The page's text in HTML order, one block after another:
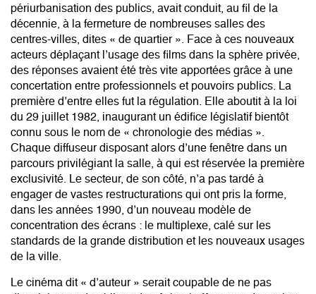
périurbanisation des publics, avait conduit, au fil de la
décennie, à la fermeture de nombreuses salles des
centres-villes, dites « de quartier ». Face à ces nouveaux
acteurs déplaçant l’usage des films dans la sphère privée,
des réponses avaient été très vite apportées grâce à une
concertation entre professionnels et pouvoirs publics. La
première d’entre elles fut la régulation. Elle aboutit à la loi
du 29 juillet 1982, inaugurant un édifice législatif bientôt
connu sous le nom de « chronologie des médias ».
Chaque diffuseur disposant alors d’une fenêtre dans un
parcours privilégiant la salle, à qui est réservée la première
exclusivité. Le secteur, de son côté, n’a pas tardé à
engager de vastes restructurations qui ont pris la forme,
dans les années 1990, d’un nouveau modèle de
concentration des écrans : le multiplexe, calé sur les
standards de la grande distribution et les nouveaux usages
de la ville.
Le cinéma dit « d’auteur » serait coupable de ne pas